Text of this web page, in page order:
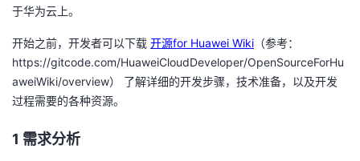
我
的
博
我
的
我
于华为云上。
开始之前，开发者可以下载 开源for Huawei Wiki （参考：
https://gitcode.com/HuaweiCloudDeveloper/OpenSourceForHu
aweiWiki/overview） 了解详细的开发步骤，技术准备，以及开发
过程需要的各种资源。
1 需求分析